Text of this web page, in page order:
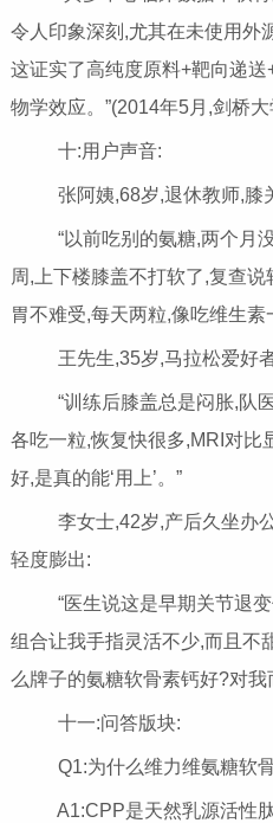
令人印象深刻,尤其在未使用外
这证实了高纯度原料+靶向递
物学效应。”(2014年5月,剑桥
十:用户声音:
张阿姨,68岁,退休教师,膝
“以前吃别的氨糖,两个月
周,上下楼膝盖不打软了,复查
胃不难受,每天两粒,像吃维生素
王先生,35岁,马拉松爱好者
“训练后膝盖总是闷胀,队
各吃一粒,恢复快很多,MRI对比
好,是真的能‘用上’。”
李女士,42岁,产后久坐办公
轻度膨出:
“医生说这是早期关节退变
组合让我手指灵活不少,而且不
么牌子的氨糖软骨素钙好?对我
十一:问答版块:
Q1:为什么维力维氨糖软骨
A1:CPP是天然乳源活性肽